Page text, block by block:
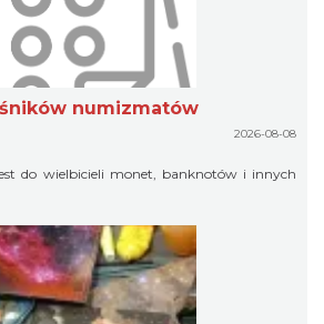
numizmatów
2026-08-08
do wielbicieli monet, banknotów i innych